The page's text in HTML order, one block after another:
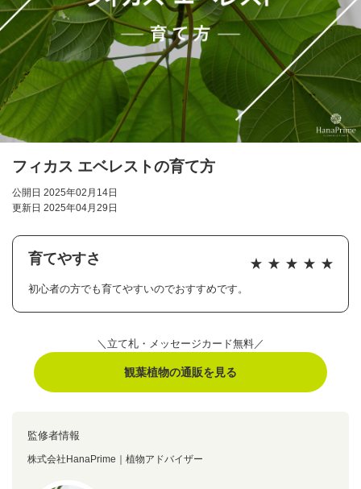
フィカス エベレストの育て方
公開日 2025年02月14日
更新日 2025年04月29日
育てやすさ
初心者の方でも育てやすいのでおすすめです。
＼立て札・メッセージカード無料／
観葉植物の通販を見る
監修者情報
株式会社HanaPrime｜植物アドバイザー